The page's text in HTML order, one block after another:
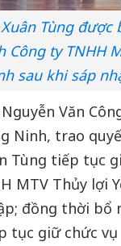
Tùng được
Công ty TNHH
sau khi sáp
Văn
Ninh, trao
Tùng tiếp tục
MTV Thủy lợi
đồng thời bổ
tục giữ chức